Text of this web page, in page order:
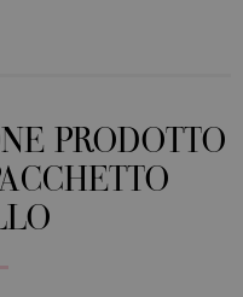
PRODOTTO